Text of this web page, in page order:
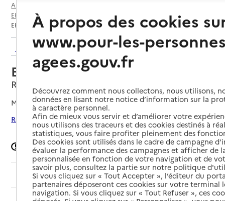
Annuaire EHPAD et maisons de retraite
EHPAD par département
Ille-et-Vilaine (35)
Rennes
EHPAD Léon Grimault
Retour aux résultats de l'annuaire
EHPAD Léon Grimault
Rennes, ILLE-ET-VILAINE
Mis à jour le04/02/2026
Rechercher les établissements autour de Rennes
Signaler une erreur
Sommaire
À propos des cookies
www.pour-les-
agees.gouv.fr
Découvrez comment nous collectons, nous utilisons,
données en lisant notre notice d’information sur la
à caractère personnel.
Afin de mieux vous servir et d’améliorer votre
nous utilisons des traceurs et des cookies destinés à
statistiques, vous faire profiter pleinement des
Des cookies sont utilisés dans le cadre de campagne
évaluer la performance des campagnes et afficher de
personnalisée en fonction de votre navigation et de
savoir plus, consultez la partie sur notre politique
Si vous cliquez sur « Tout Accepter », l’éditeur du
partenaires déposeront ces cookies sur votre terminal
navigation. Si vous cliquez sur « Tout Refuser », ces